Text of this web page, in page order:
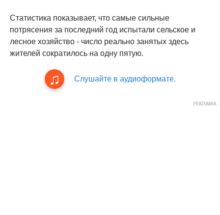
Статистика показывает, что самые сильные
потрясения за последний год испытали сельское и
лесное хозяйство - число реально занятых здесь
жителей сократилось на одну пятую.
Слушайте в аудиоформате.